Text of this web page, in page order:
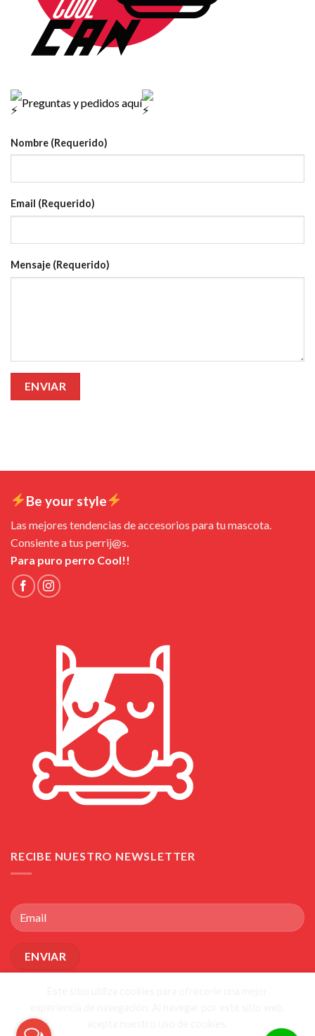
Preguntas y pedidos aquí
Nombre (Requerido)
Email (Requerido)
Mensaje (Requerido)
Be your style
Las mejores tendencias de accesorios para tu mascota.
Consiente a tus perrij@s.
Para puro perro Cool!!
RECIBE NUESTRO NEWSLETTER
POLÍTICAS DE ENVÍO CAMBIOS Y DEVOLUCIONES